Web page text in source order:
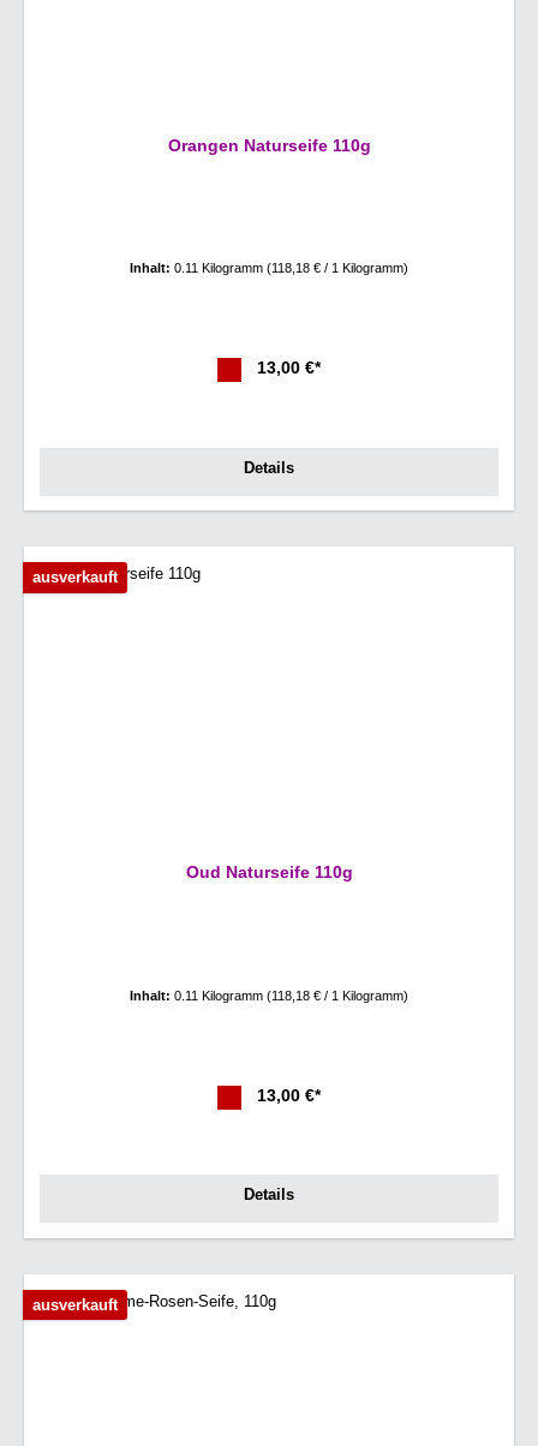
Orangen Naturseife 110g
Inhalt: 0.11 Kilogramm (118,18 € / 1 Kilogramm)
13,00 €*
Details
ausverkauft
Oud Naturseife 110g
Inhalt: 0.11 Kilogramm (118,18 € / 1 Kilogramm)
13,00 €*
Details
ausverkauft